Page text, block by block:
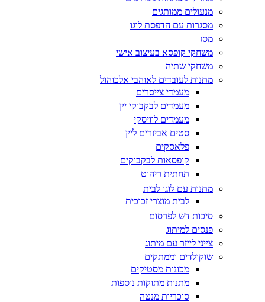
מנעולים ממותגים
מסגרות עם הדפסת לוגו
מסז
משחקי קופסא בעיצוב אישי
משחקי שתיה
מתנות לעובדים לאוהבי אלכוהול
מעמדי צייסרים
מעמדים לבקבוקי יין
מעמדים לוויסקי
סטים אביזרים ליין
פלאסקים
קופסאות לבקבוקים
תחתית ריהוט
מתנות עם לוגו לבית
לבית מוצרי זכוכית
סיכות דש לפרסום
פנסים למיתוג
צייני לייזר עם מיתוג
שוקולדים וממתקים
מכונות מסטיקים
מתנות מתוקות נוספות
סוכריות מנטה